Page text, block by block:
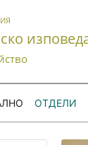
ОТДЕЛИ